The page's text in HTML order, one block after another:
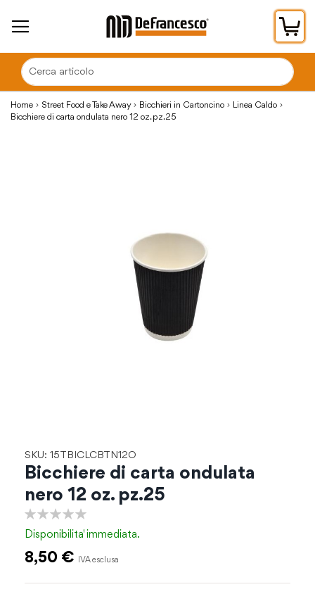
Home Street Food e Take Away Bicchieri in Cartoncino
Linea Caldo
Bicchiere di carta ondulata nero 12 oz. pz.25
SKU: 15TBICLCBTN12O
Bicchiere di carta ondulata
nero 12 oz. pz.25
Disponibilita'immediata.
8,50 €
all'inizio
galleria